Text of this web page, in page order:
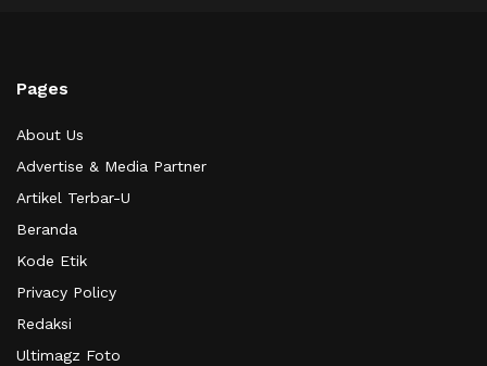
Pages
About Us
Advertise & Media Partner
Artikel Terbar-U
Beranda
Kode Etik
Privacy Policy
Redaksi
Ultimagz Foto